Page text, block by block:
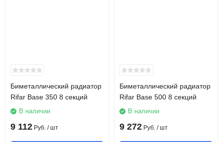
Биметаллический радиатор
Rifar Base 350 8 секций
В наличии
9 112 Руб. / шт
Биметаллический радиатор
Rifar Base 500 8 секций
В наличии
9 272 Руб. / шт